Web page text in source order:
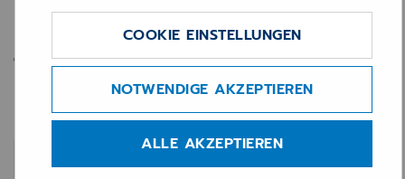
Tinte Brother LC1100M
magenta
11,30 €
COOKIE EINSTELLUNGEN
NOTWENDIGE AKZEPTIEREN
ALLE AKZEPTIEREN